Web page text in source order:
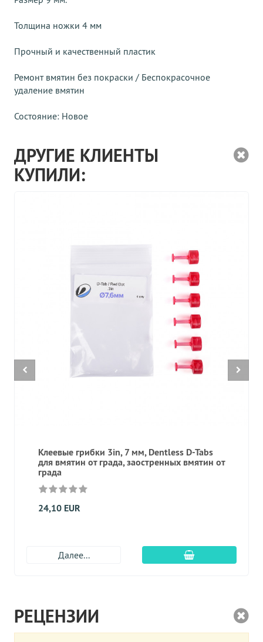
Толщина ножки 4 мм
Прочный и качественный пластик
Ремонт вмятин без покраски / Беспокрасочное
удаление вмятин
Состояние: Новое
ДРУГИЕ КЛИЕНТЫ
КУПИЛИ:
Клеевые грибки 3in, 7 мм, Dentless D-Tabs
для вмятин от града, заостренных вмятин от
града
24,10 EUR
Далее... Добавить в
РЕЦЕНЗИИ